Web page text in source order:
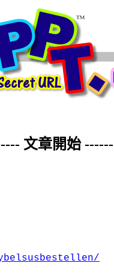
文章開始 ------